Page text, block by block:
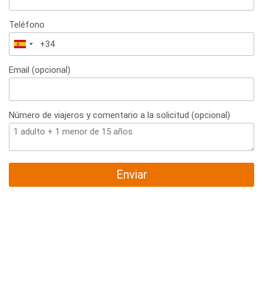
Teléfono
España
+34
Email (opcional)
Número de viajeros y comentario a la solicitud (opcional)
Enviar